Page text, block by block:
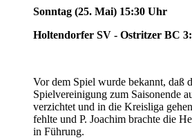
Sonntag (25. Mai) 15:30 Uhr
Holtendorfer SV - Ostritzer BC
Vor dem Spiel wurde bekannt, daß
Spielvereinigung zum Saisonende
verzichtet und in die Kreisliga
fehlte und P. Joachim brachte die
in Führung.